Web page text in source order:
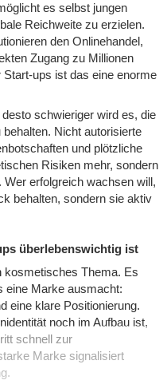
es selbst jungen
Reichweite zu erzielen.
den Onlinehandel,
Zugang zu Millionen
Start-ups ist das eine enorme
schwieriger wird es, die
Nicht autorisierte
und plötzliche
Risiken mehr, sondern
erfolgreich wachsen will,
behalten, sondern sie aktiv
überlebenswichtig ist
kosmetisches Thema. Es
eine Marke ausmacht:
eine klare Positionierung.
noch im Aufbau ist,
schnell zur
Marke signalisiert